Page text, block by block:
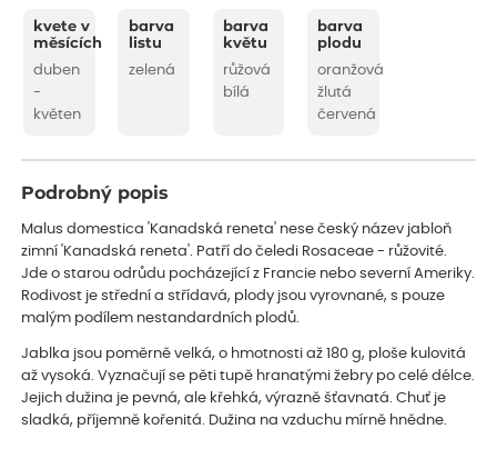
kvete v
měsících
duben
-
květen
barva
listu
zelená
barva
květu
růžová
bílá
barva
plodu
oranžová
žlutá
červená
Podrobný popis
Malus domestica 'Kanadská reneta' nese český název jabloň
zimní 'Kanadská reneta'. Patří do čeledi Rosaceae - růžovité.
Jde o starou odrůdu pocházející z Francie nebo severní Ameriky.
Rodivost je střední a střídavá, plody jsou vyrovnané, s pouze
malým podílem nestandardních plodů.
Jablka jsou poměrně velká, o hmotnosti až 180 g, ploše kulovitá
až vysoká. Vyznačují se pěti tupě hranatými žebry po celé délce.
Jejich dužina je pevná, ale křehká, výrazně šťavnatá. Chuť je
sladká, příjemně kořenitá. Dužina na vzduchu mírně hnědne.